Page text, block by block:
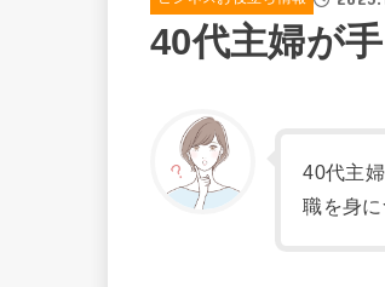
40代主婦が
40代主
職を身